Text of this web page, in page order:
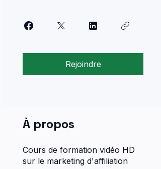
Rejoindre
À propos
Cours de formation vidéo HD
sur le marketing d'affiliation